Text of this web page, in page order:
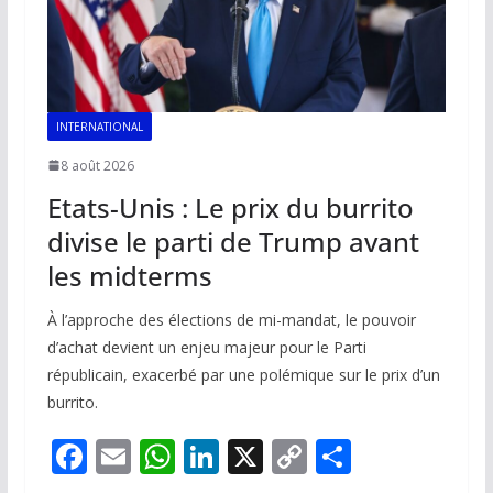
INTERNATIONAL
8 août 2026
Etats-Unis : Le prix du burrito
divise le parti de Trump avant
les midterms
À l’approche des élections de mi-mandat, le pouvoir
d’achat devient un enjeu majeur pour le Parti
républicain, exacerbé par une polémique sur le prix d’un
burrito.
F E W Li X C P